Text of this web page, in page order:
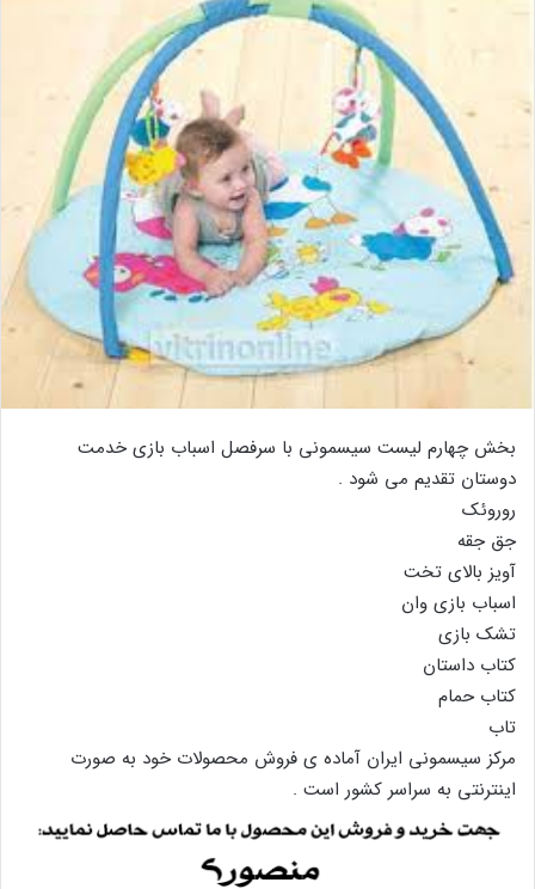
بخش چهارم لیست سیسمونی با سرفصل اسباب بازی خدمت
دوستان تقدیم می شود .
روروئک
جق جقه
آویز بالای تخت
اسباب بازی وان
تشک بازی
کتاب داستان
کتاب حمام
تاب
مرکز سیسمونی ایران آماده ی فروش محصولات خود به صورت
اینترنتی به سراسر کشور است .